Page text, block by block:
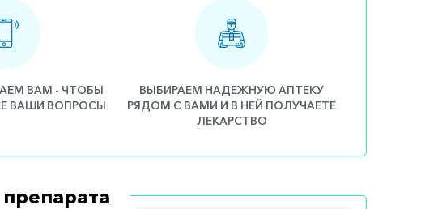
ВАМ - ЧТОБЫ
ВАШИ ВОПРОСЫ
ВЫБИРАЕМ НАДЕЖНУЮ АПТЕКУ
РЯДОМ С ВАМИ И В НЕЙ ПОЛУЧАЕТЕ
ЛЕКАРСТВО